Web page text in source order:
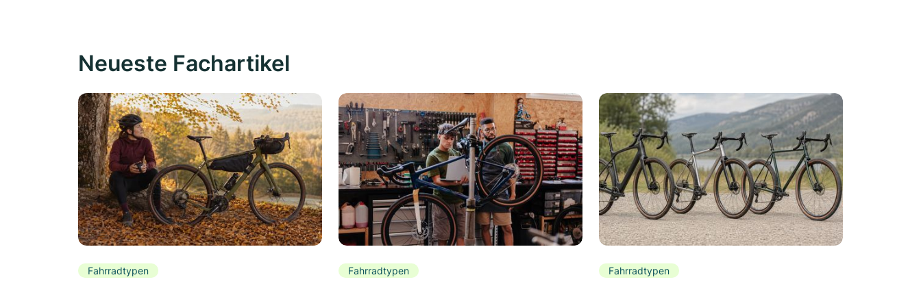
Neueste Fachartikel
Fahrradtypen Fahrradtypen Fahrradtypen